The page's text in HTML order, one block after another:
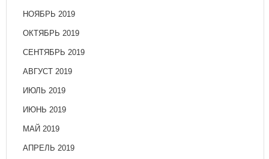
НОЯБРЬ 2019
ОКТЯБРЬ 2019
СЕНТЯБРЬ 2019
АВГУСТ 2019
ИЮЛЬ 2019
ИЮНЬ 2019
МАЙ 2019
АПРЕЛЬ 2019